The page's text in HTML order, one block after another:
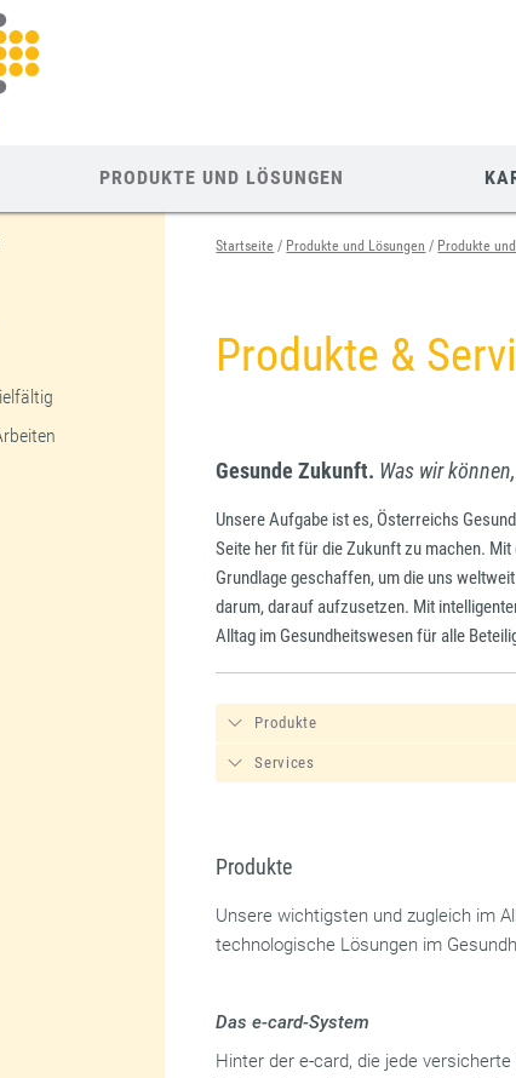
PRODUKTE UND LÖSUNGEN
Startseite Produkte und Lösungen Produkte
Produkte &
Gesunde Zukunft. Was wir
Unsere Aufgabe ist es, Österreichs
Seite her fit für die Zukunft zu machen.
Grundlage geschaffen, um die uns
darum, darauf aufzusetzen. Mit
Alltag im Gesundheitswesen für alle
Produkte
Services
Produkte
Unsere wichtigsten und zugleich im
technologische Lösungen im
Das e-card-System
Hinter der e-card, die jede